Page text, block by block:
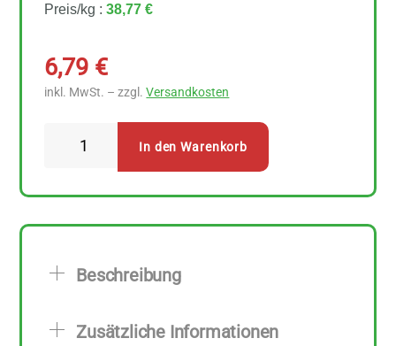
Preis/kg :38,77 €
6,79 €
inkl. MwSt. – zzgl.Versandkosten
In den Warenkorb
Beschreibung
Zusätzliche Informationen